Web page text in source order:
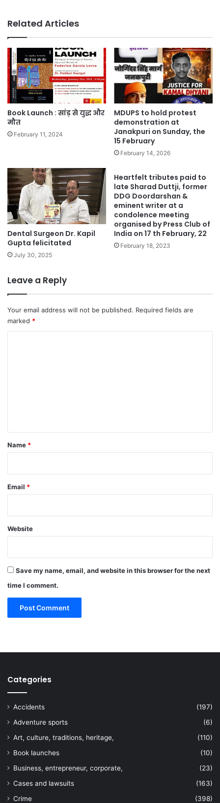
Related Articles
Book Launch : सांड़ से युद्ध और
मौत
February 11, 2024
MDUPS to hold protest
demonstration at
Janakpuri on Sunday, the
15 February
February 14, 2026
Dental Surgeon Dr. Kapil
Gupta felicitated
July 30, 2025
Heartfelt tributes paid to
late Sharad Duttji, former
DDG Doordarshan &
eminent writer at a
condolence meeting
organised by Press Club of
India on 17 th February, 22
February 18, 2023
Leave a Reply
Your email address will not be published. Required fields are
marked *
*
Name *
Email *
Website
Save my name, email, and website in this browser for the next
time I comment.
Categories
Accidents
(197)
Adventure sports
(6)
Art, culture, traditions, heritage,
(110)
Book launches
(10)
Business, entrepreneur, corporate,
(23)
Cases and lawsuits
(163)
Crime
(398)